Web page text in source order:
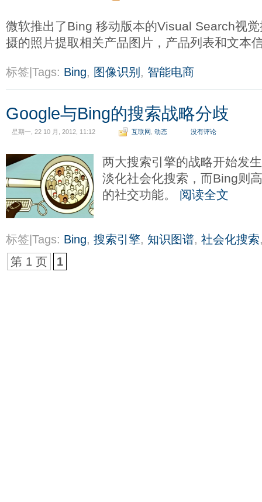
微软推出了Bing 移动版本的Visual Search视
摄的照片提取相关产品图片，产品列表和文本
标签|Tags: Bing, 图像识别 , 智能电商
Google与Bing的搜索战略分歧
星期一, 22 10 月, 2012, 11:12 互联网 动态 没有评论
两大搜索引擎的战略开始发
淡化社会化搜索，而Bing则
的社交功能。 阅读全文
标签|Tags: Bing, 搜索引擎, 知识图谱, 社会化搜索
第 1 页
1